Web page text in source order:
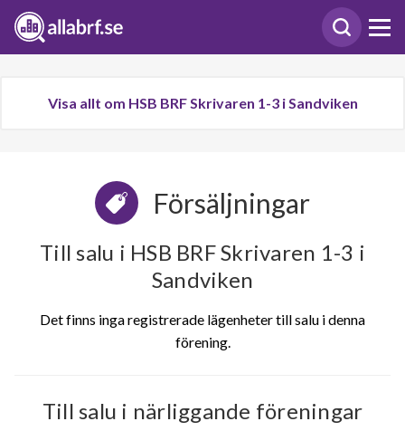
Visa allt om HSB BRF Skrivaren 1-3 i Sandviken
Försäljningar
Till salu i HSB BRF Skrivaren 1-3 i
Sandviken
Det finns inga registrerade lägenheter till salu i denna
förening.
Till salu i närliggande föreningar